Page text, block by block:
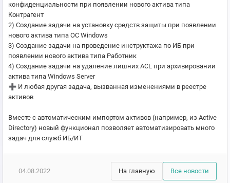
конфиденциальности при появлении нового актива типа
Контрагент
2) Создание задачи на установку средств защиты при появлении
нового актива типа ОС Windows
3) Создание задачи на проведение инструктажа по ИБ при
появлении нового актива типа Работник
4) Создание задачи на удаление лишних ACL при архивировании
актива типа Windows Server
➕ И любая другая задача, вызванная изменениями в реестре
активов
Вместе с автоматическим импортом активов (например, из Active
Directory) новый функционал позволяет автоматизировать много
задач для служб ИБ/ИТ
04.08.2022 На главную Все новости